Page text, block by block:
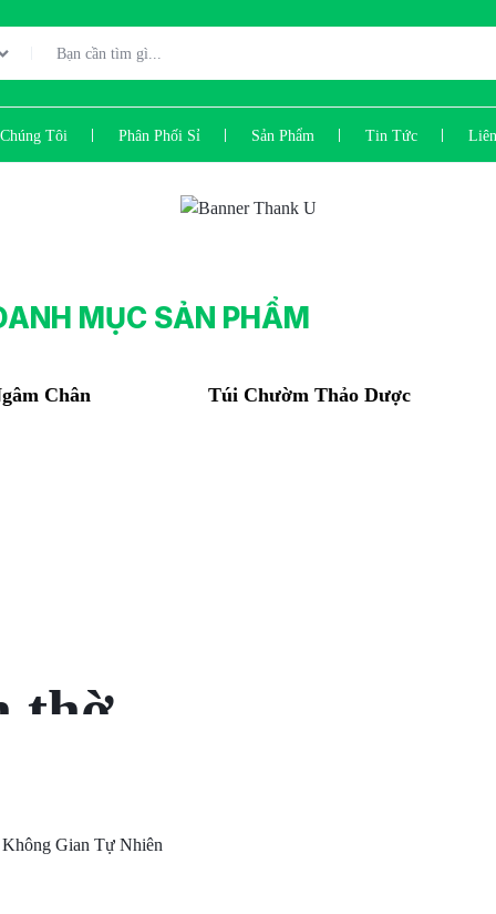
Tôi Phân Phối Sỉ Sản Phẩm Tin Tức
MỤC SẢN PHẨM
Chân Túi Chườm Thảo Dược
thờ